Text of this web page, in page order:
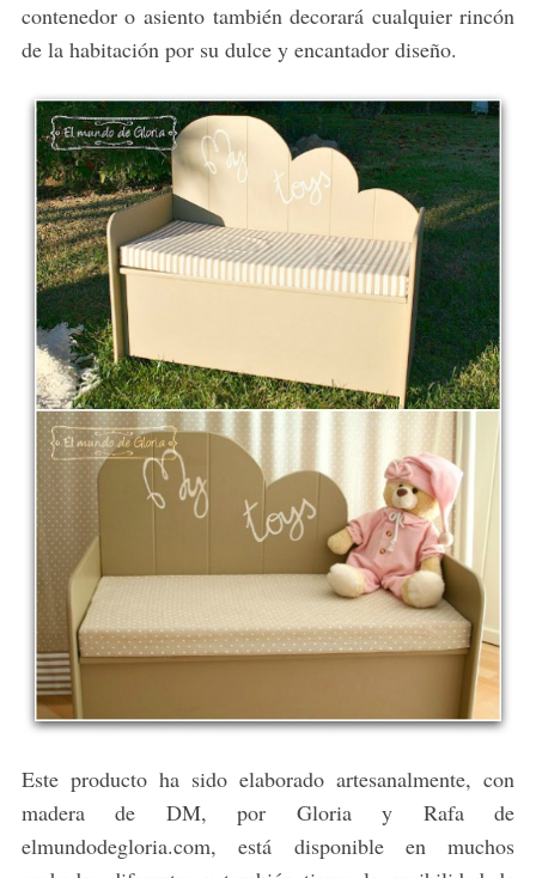
contenedor o asiento también decorará cualquier rincón
de la habitación por su dulce y encantador diseño.
Este producto ha sido elaborado artesanalmente, con
madera de DM, por Gloria y Rafa de
elmundodegloria.com, está disponible en muchos